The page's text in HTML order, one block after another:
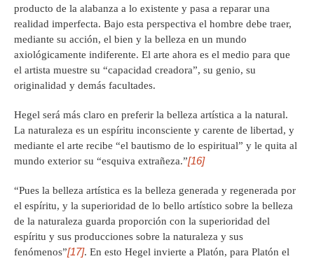
producto de la alabanza a lo existente y pasa a reparar una
realidad imperfecta. Bajo esta perspectiva el hombre debe traer,
mediante su acción, el bien y la belleza en un mundo
axiológicamente indiferente. El arte ahora es el medio para que
el artista muestre su “capacidad creadora”, su genio, su
originalidad y demás facultades.
Hegel será más claro en preferir la belleza artística a la natural.
La naturaleza es un espíritu inconsciente y carente de libertad, y
mediante el arte recibe “el bautismo de lo espiritual” y le quita al
mundo exterior su “esquiva extrañeza.”[16]
“Pues la belleza artística es la belleza generada y regenerada por
el espíritu, y la superioridad de lo bello artístico sobre la belleza
de la naturaleza guarda proporción con la superioridad del
espíritu y sus producciones sobre la naturaleza y sus
fenómenos”[17]. En esto Hegel invierte a Platón, para Platón el